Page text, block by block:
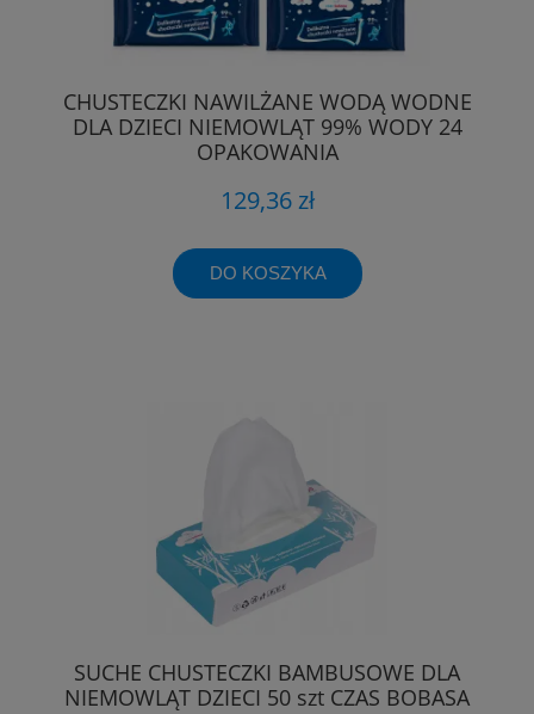
CHUSTECZKI NAWILŻANE WODĄ WODNE
DLA DZIECI NIEMOWLĄT 99% WODY 24
OPAKOWANIA
129,36 zł
DO KOSZYKA
SUCHE CHUSTECZKI BAMBUSOWE DLA
NIEMOWLĄT DZIECI 50 szt CZAS BOBASA